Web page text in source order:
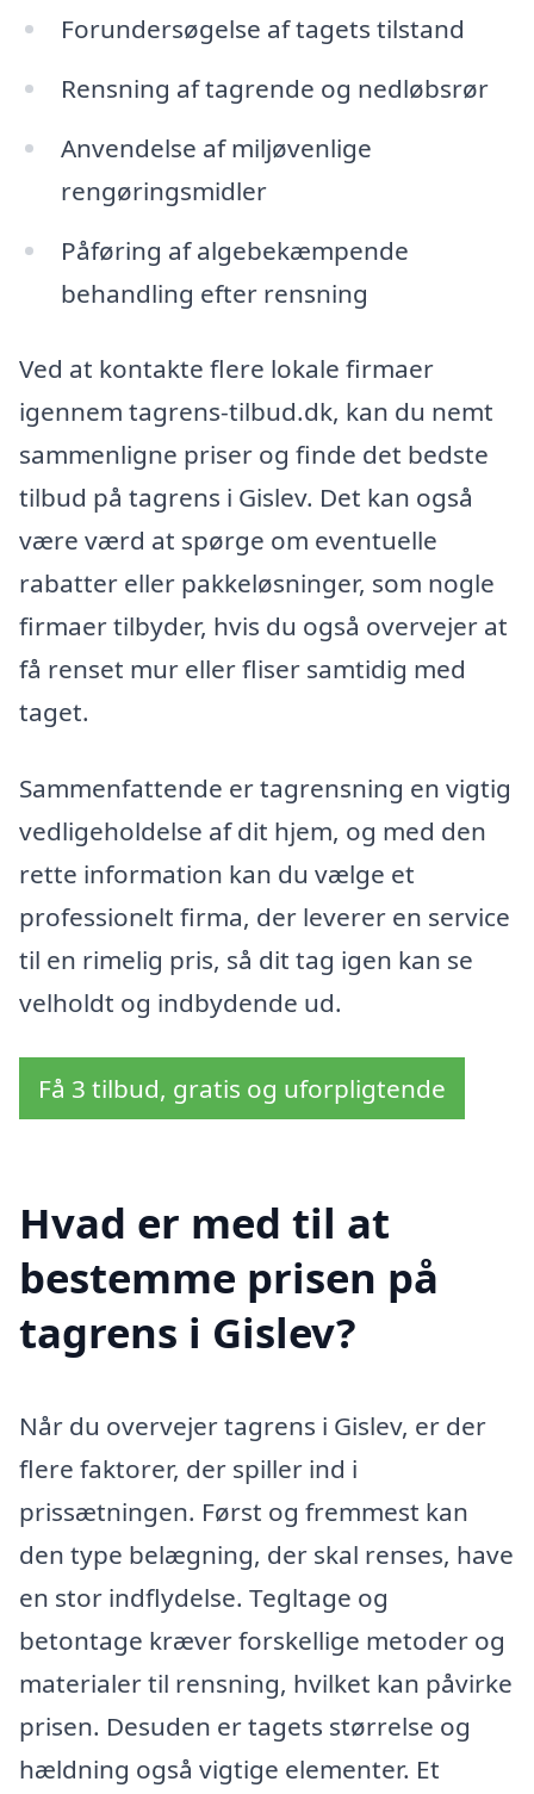
Forundersøgelse af tagets tilstand
Rensning af tagrende og nedløbsrør
Anvendelse af miljøvenlige
rengøringsmidler
Påføring af algebekæmpende
behandling efter rensning
Ved at kontakte flere lokale firmaer
igennem tagrens-tilbud.dk, kan du nemt
sammenligne priser og finde det bedste
tilbud på tagrens i Gislev. Det kan også
være værd at spørge om eventuelle
rabatter eller pakkeløsninger, som nogle
firmaer tilbyder, hvis du også overvejer at
få renset mur eller fliser samtidig med
taget.
Sammenfattende er tagrensning en vigtig
vedligeholdelse af dit hjem, og med den
rette information kan du vælge et
professionelt firma, der leverer en service
til en rimelig pris, så dit tag igen kan se
velholdt og indbydende ud.
Få 3 tilbud, gratis og uforpligtende
Hvad er med til at
bestemme prisen på
tagrens i Gislev?
Når du overvejer tagrens i Gislev, er der
flere faktorer, der spiller ind i
prissætningen. Først og fremmest kan
den type belægning, der skal renses, have
en stor indflydelse. Tegltage og
betontage kræver forskellige metoder og
materialer til rensning, hvilket kan påvirke
prisen. Desuden er tagets størrelse og
hældning også vigtige elementer. Et